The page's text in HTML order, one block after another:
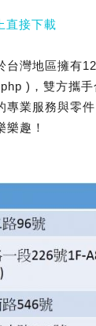
直接下載
台灣地區擁有
)，雙方攜手
業服務與零
趣！